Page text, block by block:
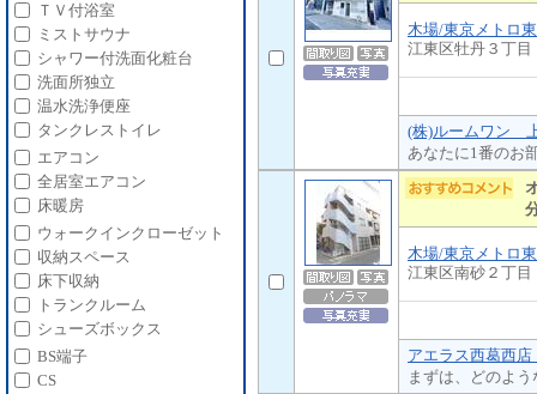
木場/東京メトロ
江東区牡丹３丁目
(株)ルームワン
あなたに1番のお
木場/東京メトロ
江東区南砂２丁目
アエラス西葛西
まずは、どのよ
ＴＶ付浴室
ミストサウナ
シャワー付洗面化粧台
洗面所独立
温水洗浄便座
タンクレストイレ
エアコン
全居室エアコン
床暖房
ウォークインクローゼット
収納スペース
床下収納
トランクルーム
シューズボックス
BS端子
CS